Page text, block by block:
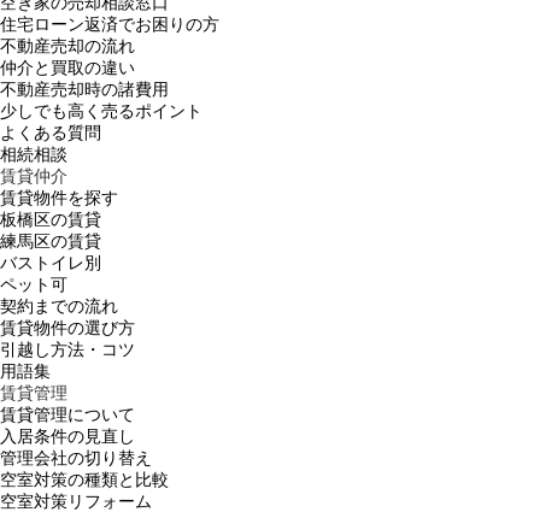
住宅ローン返済でお困りの方
不動産売却の流れ
仲介と買取の違い
不動産売却時の諸費用
少しでも高く売るポイント
よくある質問
相続相談
賃貸仲介
賃貸物件を探す
板橋区の賃貸
練馬区の賃貸
バストイレ別
ペット可
契約までの流れ
賃貸物件の選び方
引越し方法・コツ
用語集
賃貸管理
賃貸管理について
入居条件の見直し
管理会社の切り替え
空室対策の種類と比較
空室対策リフォーム